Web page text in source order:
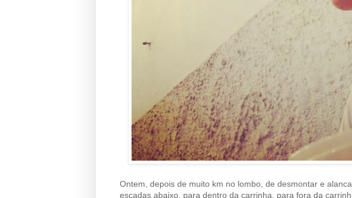
Ontem, depois de muito km no lombo, de desmontar e
escadas abaixo, para dentro da carrinha, para fora da